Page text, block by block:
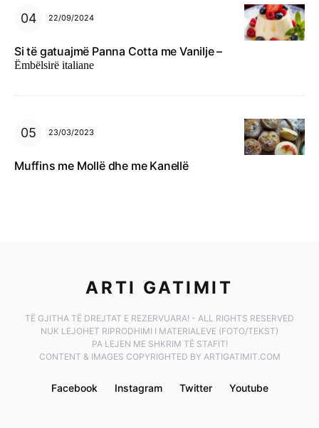
22/09/2024
Si të gatuajmë Panna Cotta me Vanilje –
Ëmbëlsirë italiane
23/03/2023
Muffins me Mollë dhe me Kanellë
ARTI GATIMIT
TË GJITHA TË DREJTAT E REZERVUARA! - ALL RIGHTS RESERVED
NUK LEJOHET RIPRODHIMI I MATERIALEVE (FOTO/TEKST)
PA LEJEN ME SHKRIM TË STAFIT!
CONTENT & IMAGES COPYRIGHTED BY ARTIGATIMIT.COM
Facebook Instagram Twitter Youtube